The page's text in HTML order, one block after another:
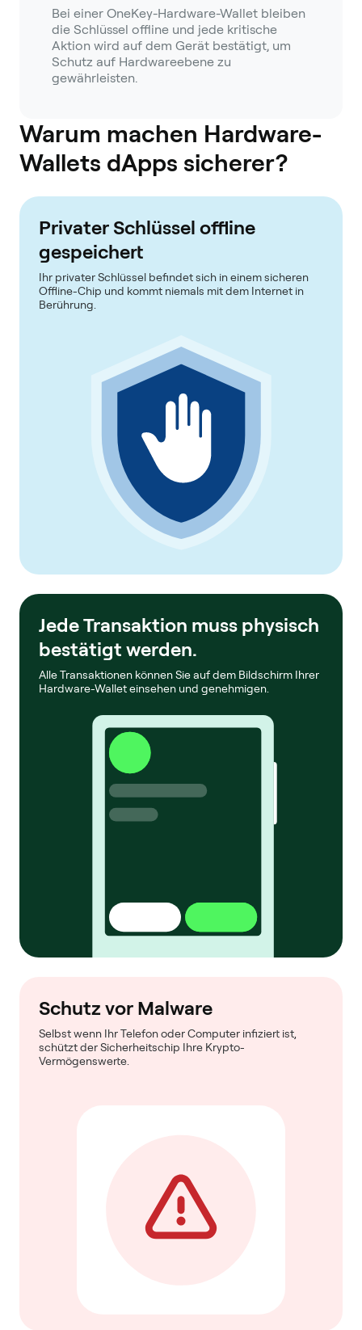
Bei einer OneKey-Hardware-Wallet bleiben
die Schlüssel offline und jede kritische
Aktion wird auf dem Gerät bestätigt, um
Schutz auf Hardwareebene zu
gewährleisten.
Warum machen Hardware-
Wallets dApps sicherer?
Privater Schlüssel offline
gespeichert
Ihr privater Schlüssel befindet sich in einem sicheren
Offline-Chip und kommt niemals mit dem Internet in
Berührung.
Jede Transaktion muss physisch
bestätigt werden.
Alle Transaktionen können Sie auf dem Bildschirm Ihrer
Hardware-Wallet einsehen und genehmigen.
Schutz vor Malware
Selbst wenn Ihr Telefon oder Computer infiziert ist,
schützt der Sicherheitschip Ihre Krypto-
Vermögenswerte.